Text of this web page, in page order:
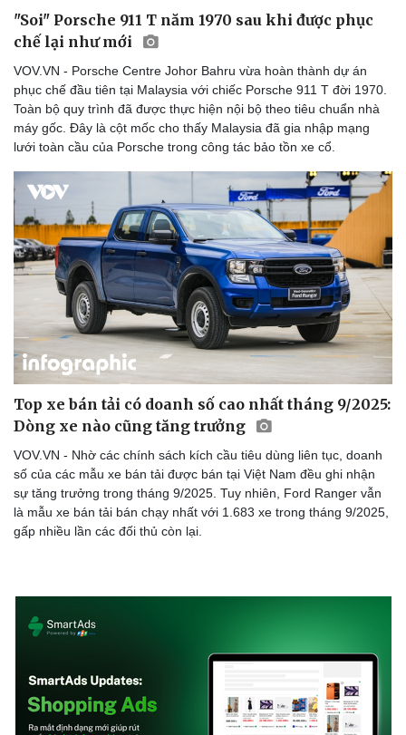
Doanh nghiệp
Thông tin doanh nghiệp
Doanh nghiệp 24h
Doanh nhân
Công nghệ
Sành điệu
Tin Công nghệ
Trải nghiệm
"Soi" Porsche 911 T năm 1970 sau khi được phục
chế lại như mới
VOV.VN - Porsche Centre Johor Bahru vừa hoàn thành dự án
phục chế đầu tiên tại Malaysia với chiếc Porsche 911 T đời 1970.
Toàn bộ quy trình đã được thực hiện nội bộ theo tiêu chuẩn nhà
máy gốc. Đây là cột mốc cho thấy Malaysia đã gia nhập mạng
lưới toàn cầu của Porsche trong công tác bảo tồn xe cổ.
Top xe bán tải có doanh số cao nhất tháng 9/2025:
Dòng xe nào cũng tăng trưởng
VOV.VN - Nhờ các chính sách kích cầu tiêu dùng liên tục, doanh
số của các mẫu xe bán tải được bán tại Việt Nam đều ghi nhận
sự tăng trưởng trong tháng 9/2025. Tuy nhiên, Ford Ranger vẫn
là mẫu xe bán tải bán chạy nhất với 1.683 xe trong tháng 9/2025,
gấp nhiều lần các đối thủ còn lại.